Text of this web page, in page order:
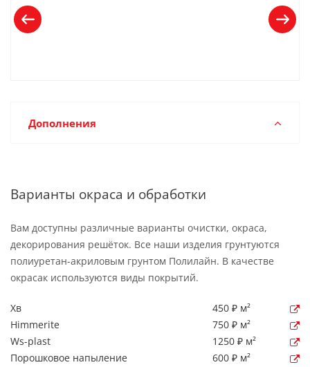
Дополнения
Варианты окраса и обработки
Вам доступны различные варианты очистки, окраса,
декорирования решёток. Все наши изделия грунтуются
полиуретан-акриловым грунтом Полилайн. В качестве
окрасак используются виды покрытий.
Хв
450 ₽ м²
Himmerite
750 ₽ м²
Ws-plast
1250 ₽ м²
Порошковое напыление
600 ₽ м²